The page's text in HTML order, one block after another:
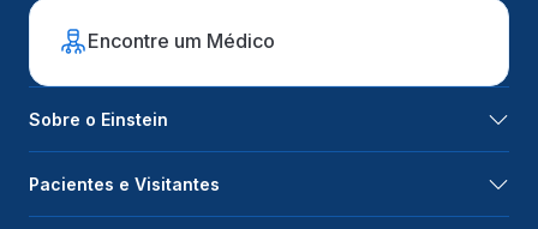
Encontre um Médico
Sobre o Einstein
Pacientes e Visitantes